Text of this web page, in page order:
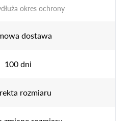
okres ochrony
dostawa
100 dni
rozmiaru